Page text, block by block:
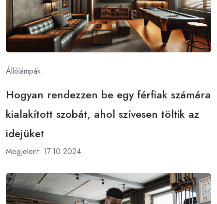
Állólámpák
Hogyan rendezzen be egy férfiak számára
kialakított szobát, ahol szívesen töltik az
idejüket
Megjelent: 17.10.2024